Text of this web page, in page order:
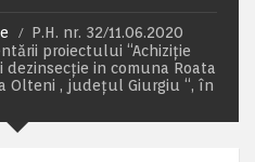
P.H. nr. 32/11.06.2020
proiectului “Achiziție
in comuna Roata
Olteni , județul Giurgiu “, în